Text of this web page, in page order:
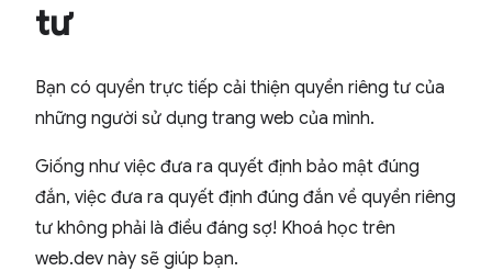
tư
Bạn có quyền trực tiếp cải thiện quyền riêng tư của
những người sử dụng trang web của mình.
Giống như việc đưa ra quyết định bảo mật đúng
đắn, việc đưa ra quyết định đúng đắn về quyền riêng
tư không phải là điều đáng sợ! Khoá học trên
web.dev này sẽ giúp bạn.